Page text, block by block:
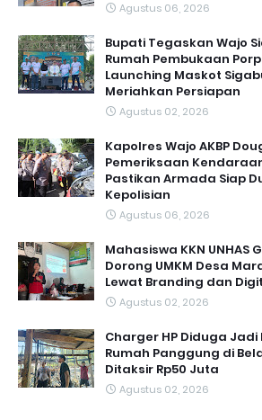
Agustus 06, 2026
Bupati Tegaskan Wajo
Rumah Pembukaan
Launching Maskot
Meriahkan Persiapan
Agustus 02, 2026
Kapolres Wajo AKBP
Pemeriksaan
Pastikan Armada Siap
Kepolisian
Agustus 06, 2026
Mahasiswa KKN UNHAS
Dorong UMKM Desa
Lewat Branding dan
Agustus 02, 2026
Charger HP Diduga
Rumah Panggung di
Ditaksir Rp50 Juta
Agustus 02, 2026